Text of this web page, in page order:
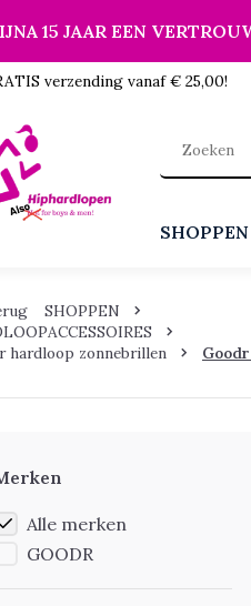
15 JAAR EEN
verzending vanaf € 25,00!
SHOPPEN
SHOPPEN
hardloop zonnebrillen
Alle merken
GOODR